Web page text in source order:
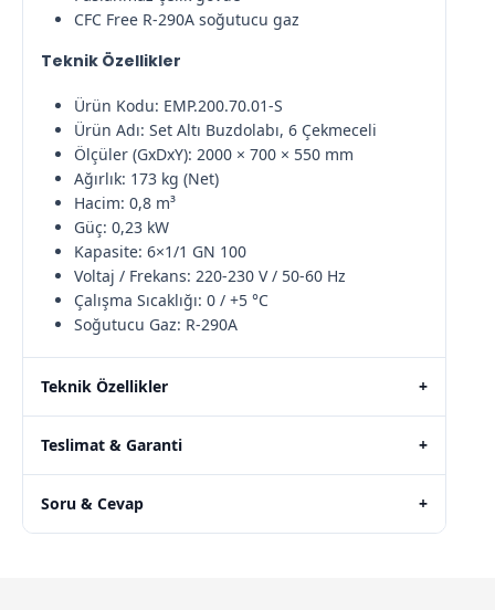
CFC Free R-290A soğutucu gaz
Teknik Özellikler
Ürün Kodu: EMP.200.70.01-S
Ürün Adı: Set Altı Buzdolabı, 6 Çekmeceli
Ölçüler (GxDxY): 2000 × 700 × 550 mm
Ağırlık: 173 kg (Net)
Hacim: 0,8 m³
Güç: 0,23 kW
Kapasite: 6×1/1 GN 100
Voltaj / Frekans: 220-230 V / 50-60 Hz
Çalışma Sıcaklığı: 0 / +5 °C
Soğutucu Gaz: R-290A
Teknik Özellikler +
Teslimat & Garanti +
Soru & Cevap +